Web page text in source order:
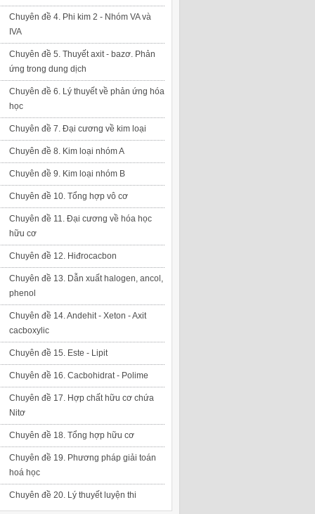
Chuyên đề 4. Phi kim 2 - Nhóm VA và
IVA
Chuyên đề 5. Thuyết axit - bazơ. Phản
ứng trong dung dịch
Chuyên đề 6. Lý thuyết về phản ứng hóa
học
Chuyên đề 7. Đại cương về kim loại
Chuyên đề 8. Kim loại nhóm A
Chuyên đề 9. Kim loại nhóm B
Chuyên đề 10. Tổng hợp vô cơ
Chuyên đề 11. Đại cương về hóa học
hữu cơ
Chuyên đề 12. Hiđrocacbon
Chuyên đề 13. Dẫn xuất halogen, ancol,
phenol
Chuyên đề 14. Andehit - Xeton - Axit
cacboxylic
Chuyên đề 15. Este - Lipit
Chuyên đề 16. Cacbohidrat - Polime
Chuyên đề 17. Hợp chất hữu cơ chứa
Nitơ
Chuyên đề 18. Tổng hợp hữu cơ
Chuyên đề 19. Phương pháp giải toán
hoá học
Chuyên đề 20. Lý thuyết luyện thi